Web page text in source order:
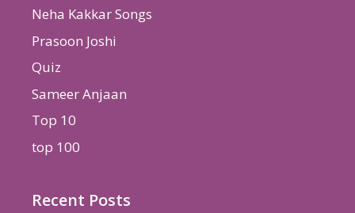
Neha Kakkar Songs
Prasoon Joshi
Quiz
Sameer Anjaan
Top 10
top 100
Recent Posts